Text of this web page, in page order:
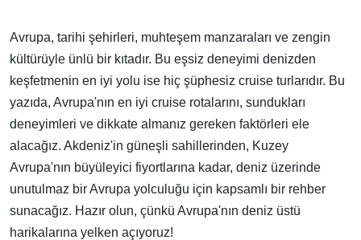
Avrupa, tarihi şehirleri, muhteşem manzaraları ve zengin
kültürüyle ünlü bir kıtadır. Bu eşsiz deneyimi denizden
keşfetmenin en iyi yolu ise hiç şüphesiz cruise turlarıdır. Bu
yazıda, Avrupa'nın en iyi cruise rotalarını, sundukları
deneyimleri ve dikkate almanız gereken faktörleri ele
alacağız. Akdeniz'in güneşli sahillerinden, Kuzey
Avrupa'nın büyüleyici fiyortlarına kadar, deniz üzerinde
unutulmaz bir Avrupa yolculuğu için kapsamlı bir rehber
sunacağız. Hazır olun, çünkü Avrupa'nın deniz üstü
harikalarına yelken açıyoruz!